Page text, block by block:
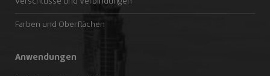
Farben und Oberflächen
Anwendungen